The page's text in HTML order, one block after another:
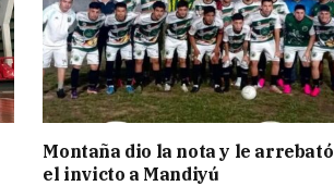
Montaña dio la nota y le arrebató
el invicto a Mandiyú